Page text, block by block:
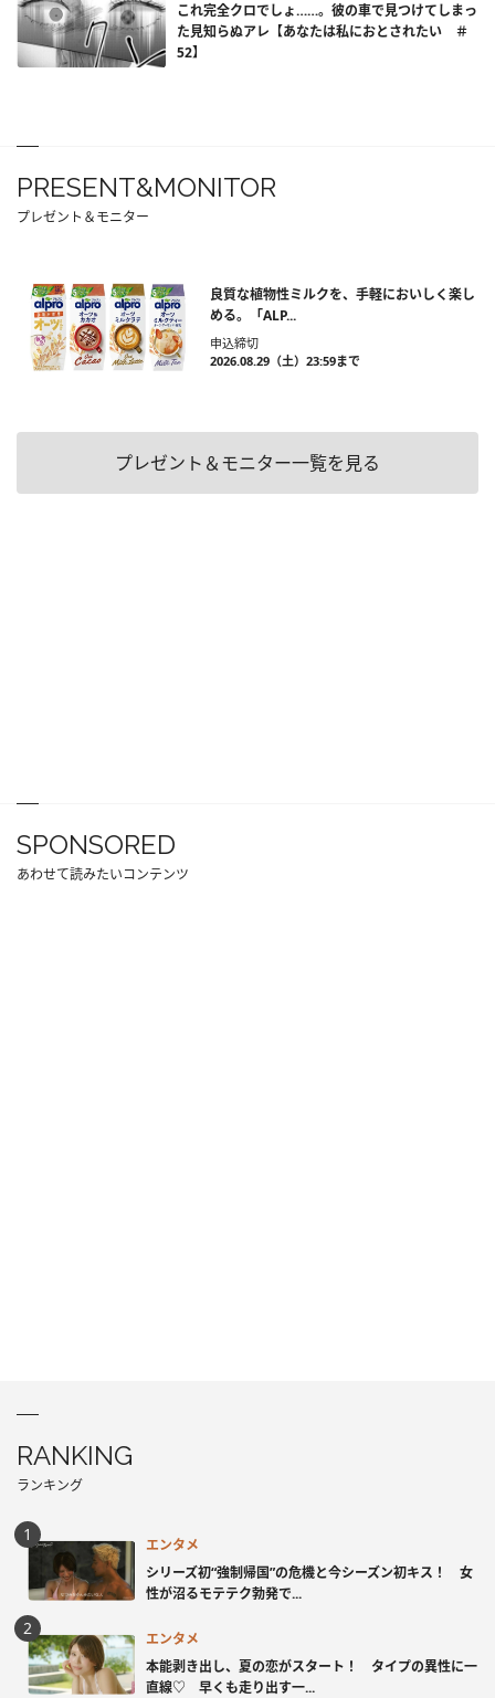
これ完全クロでしょ……。彼の車で見つけてしまっ
た見知らぬアレ【あなたは私におとされたい ＃
52】
PRESENT&MONITOR
プレゼント＆モニター
良質な植物性ミルクを、手軽においしく楽し
める。「ALP...
申込締切
2026.08.29（土）23:59まで
プレゼント＆モニター一覧を見る
SPONSORED
あわせて読みたいコンテンツ
RANKING
ランキング
エンタメ
シリーズ初“強制帰国”の危機と今シーズン初キス！ 女
性が沼るモテテク勃発で...
エンタメ
本能剥き出し、夏の恋がスタート！ タイプの異性に一
直線♡ 早くも走り出す一...